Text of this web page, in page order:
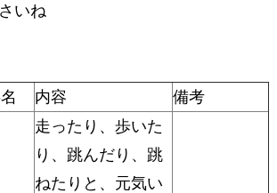
いね
内容 備考
走ったり、歩いた
り、跳んだり、跳
ねたりと、元気い